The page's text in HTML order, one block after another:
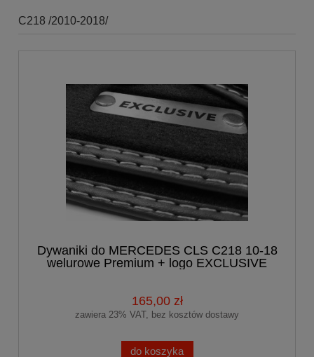
C218 /2010-2018/
Dywaniki do MERCEDES CLS C218 10-18
welurowe Premium + logo EXCLUSIVE
165,00 zł
zawiera 23% VAT, bez kosztów dostawy
do koszyka